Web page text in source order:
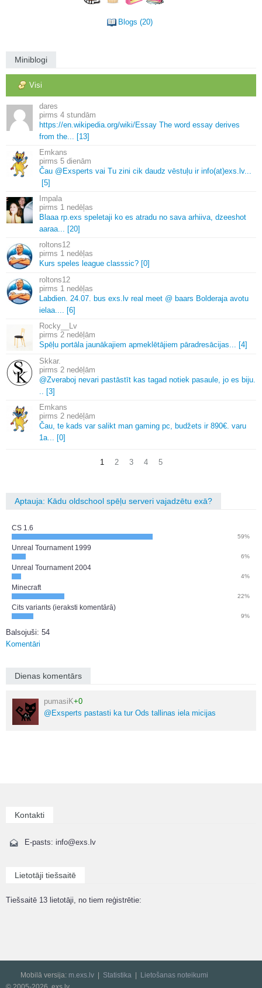
Blogs (20)
Miniblogi
Visi
dares
4 stundām
https://en.wikipedia.org/wiki/Essay The word essay derives
from the... [13]
Emkans
5 dienām
Čau @Exsperts vai Tu zini cik daudz vēstuļu ir info(at)exs. lv...
[5]
Impala
1 nedēļas
Blaaa rp.exs speletaji ko es atradu no sava arhiiva, dzeeshot
aaraa... [20]
roltons12
1 nedēļas
Kurs speles league classsic? [0]
roltons12
1 nedēļas
Labdien. 24.07. bus exs. lv real meet @ baars Bolderaja avotu
ielaa.... [6]
Rocky__Lv
2 nedēļām
Spēļu portāla jaunākajiem apmeklētājiem pāradresācijas... [4]
Skkar.
2 nedēļām
@Zveraboj nevari pastāstīt kas tagad notiek pasaule, jo es biju.
.. [3]
Emkans
2 nedēļām
Čau, te kads var salikt man gaming pc, budžets ir 890€. varu
1a... [0]
1 2 3 4 5
Aptauja: Kādu oldschool spēļu serveri vajadzētu exā?
CS 1.6
59%
Unreal Tournament 1999
6%
Unreal Tournament 2004
4%
Minecraft
22%
Cits variants (ieraksti komentārā)
9%
Balsojuši: 54
Komentāri
Dienas komentārs
pumasiK+0
@Exsperts pastasti ka tur Ods tallinas iela micijas
Kontakti
E-pasts: info@exs.lv
Lietotāji tiešsaitē
Tiešsaitē 13 lietotāji, no tiem reģistrētie:
Mobilā versija: m.exs.lv Statistika
Lietošanas noteikumi